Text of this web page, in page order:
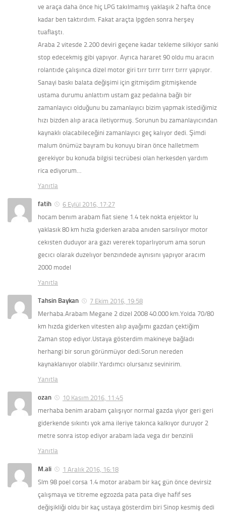
ve araça daha önce hiç LPG takılmamış yaklaşık 2 hafta önce
kadar ben taktırdım. Fakat araçta lpgden sonra herşey
tuaflaştı.
Araba 2 vitesde 2.200 deviri geçene kadar tekleme silkiyor sanki
stop edecekmiş gibi yapıyor. Ayrıca hararet 90 oldu mu aracın
rolantıde çalışınca dizel motor giri tırr tırrr tırrr tırrr yapıyor.
Sanayi baskı balata değişimi için gitmişdim gitmişkende
ustama durumu anlattım ustam gaz pedalına bağlı bir
zamanlayıcı olduğunu bu zamanlayıcı bizim yapmak istediğimiz
hızı bizden alıp araca iletiyormuş. Sorunun bu zamanlayıcından
kaynaklı olacabileceğini zamanlayıcı geç kalıyor dedi. Şimdi
malum önümüz bayram bu konuyu biran önce halletmem
gerekiyor bu konuda bilgisi tecrübesi olan herkesden yardım
rica ediyorum…
Yanıtla
fatih
6 Eylül 2016, 17:27
hocam benım arabam fiat siene 1.4 tek nokta enjektor lu
yaklasık 80 km hızla gıderken araba anıden sarsılıyor motor
cekısten duduyor ara gazı vererek toparlıyorum ama sorun
gecıcı olarak duzelıyor benzındede aynısını yapıyor aracım
2000 model
Yanıtla
Tahsin Baykan
7 Ekim 2016, 19:58
Merhaba.Arabam Megane 2 dizel 2008 40.000 km.Yolda 70/80
km hızda giderken vitesten alıp ayağımı gazdan çektiğim
Zaman stop ediyor.Ustaya gösterdim makineye bağladı
herhangi bir sorun görünmüyor dedi.Sorun nereden
kaynaklanıyor olabilir.Yardımcı olursanız sevinirim.
Yanıtla
ozan
10 Kasım 2016, 11:45
merhaba benim arabam çalışıyor normal gazda yiyor geri geri
giderkende sıkıntı yok ama ileriye takınca kalkıyor duruyor 2
metre sonra istop ediyor arabam lada vega dır benzinli
Yanıtla
M.ali
1 Aralık 2016, 16:18
Slm 98 poel corsa 1.4 motor arabam bir kaç gün önce devirsiz
çalışmaya ve titreme egzozda pata pata diye hafif ses
değişikliği oldu bir kaç ustaya gösterdim biri Sinop kesmiş dedi